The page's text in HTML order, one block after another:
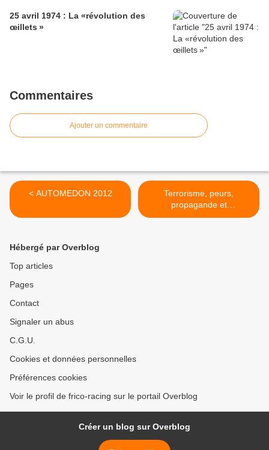
25 avril 1974 : La «révolution des
œillets »
Commentaires
Ajouter un commentaire
< AUTOMEDON 2012
Terrorisme, peurs,
propagande et
désinformation >
Hébergé par Overblog
Top articles
Pages
Contact
Signaler un abus
C.G.U.
Cookies et données personnelles
Préférences cookies
Voir le profil de frico-racing sur le portail Overblog
Créer un blog sur Overblog